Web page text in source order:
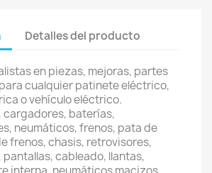
Detalles del producto
en piezas, mejoras, partes
cualquier patinete eléctrico,
o vehículo eléctrico.
cargadores, baterías,
neumáticos, frenos, pata de
frenos, chasis, retrovisores,
cableado, llantas,